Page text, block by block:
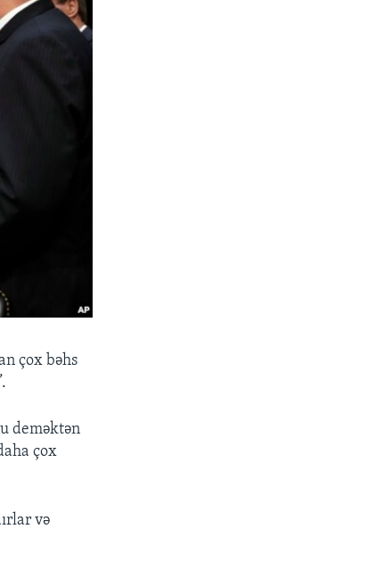
çox bəhs
deməktən
çox
və